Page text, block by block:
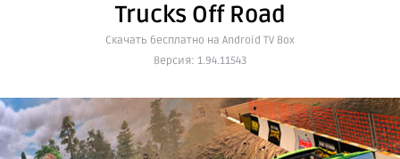
Trucks Off Road
Cкачать бесплатно на Android TV Box
Версия: 1.94.11543